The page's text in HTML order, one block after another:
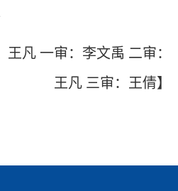
王凡 一审：李文禹 二审：
王凡 三审：王倩】